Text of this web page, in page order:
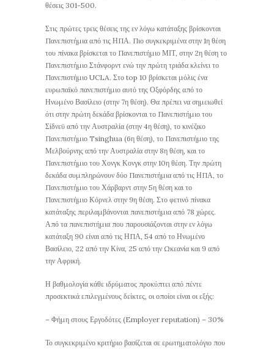
θέσεις 301-500.
Στις πρώτες τρεις θέσεις της εν λόγω κατάταξης βρίσκονται
Πανεπιστήμια από τις ΗΠΑ. Πιο συγκεκριμένα στην 1η θέση
του πίνακα βρίσκεται το Πανεπιστήμιο ΜΙΤ, στην 2η θέση το
Πανεπιστήμιο Στάνφορντ ενώ την πρώτη τριάδα κλείνει το
Πανεπιστήμιο UCLA. Στο top 10 βρίσκεται μόλις ένα
ευρωπαϊκό πανεπιστήμιο αυτό της Οξφόρδης από το
Ηνωμένο Βασίλειο (στην 7η θέση). Θα πρέπει να σημειωθεί
ότι στην πρώτη δεκάδα βρίσκονται το Πανεπιστήμιο του
Σίδνεϋ από την Αυστραλία (στην 4η θέση), το κινέζικο
Πανεπιστήμιο Tsinghua (6η θέση), το Πανεπιστήμιο της
Μελβούρνης από την Αυστραλία στην 8η θέση, και το
Πανεπιστήμιο του Χονγκ Κονγκ στην 10η θέση. Την πρώτη
δεκάδα συμπληρώνουν δύο Πανεπιστήμια από τις ΗΠΑ, το
Πανεπιστήμιο του Χάρβαρντ στην 5η θέση και το
Πανεπιστήμιο Κόρνελ στην 9η θέση. Στο φετινό πίνακα
κατάταξης περιλαμβάνονται πανεπιστήμια από 78 χώρες.
Από τα πανεπιστήμια που παρουσιάζονται στην εν λόγω
κατάταξη 90 είναι από τις ΗΠΑ, 54 από το Ηνωμένο
Βασίλειο, 22 από την Κίνα, 25 από την Ωκεανία και 9 από
την Αφρική.
Η βαθμολογία κάθε ιδρύματος προκύπτει από πέντε
προσεκτικά επιλεγμένους δείκτες, οι οποίοι είναι οι εξής:
– Φήμη στους Εργοδότες (Employer reputation) – 30%
Το συγκεκριμένο κριτήριο βασίζεται σε ερωτηματολόγιο που